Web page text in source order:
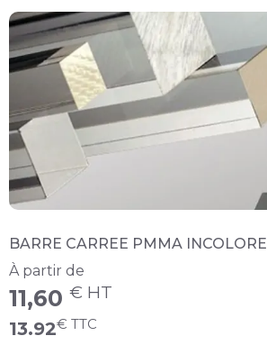
BARRE CARREE PMMA INCOLORE
À partir de
11,60 € HT
13.92€ TTC